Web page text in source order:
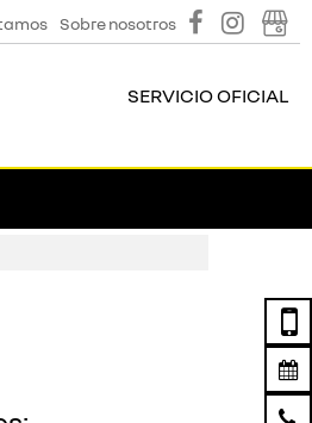
Sobre nosotros
SERVICIO OFICIAL